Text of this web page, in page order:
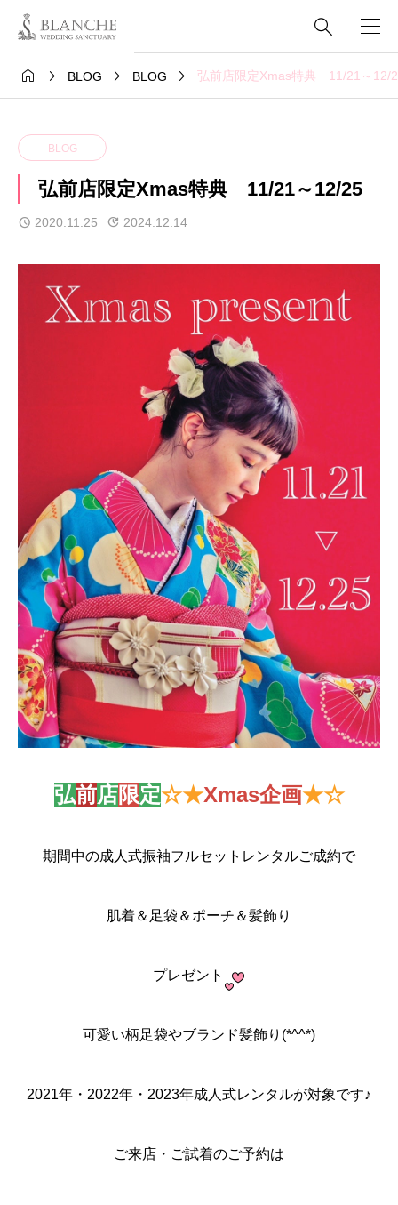

  BLOG  BLOG  弘前店限定Xmas特典 11/21～12/
BLOG
弘前店限定Xmas特典 11/21～12/25
2020.11.25 2024.12.14
弘前店限定☆★Xmas企画★☆
期間中の成人式振袖フルセットレンタルご成約で
肌着＆足袋＆ポーチ＆髪飾り
プレゼント
可愛い柄足袋やブランド髪飾り(*^^*)
2021年・2022年・2023年成人式レンタルが対象です♪
ご来店・ご試着のご予約は